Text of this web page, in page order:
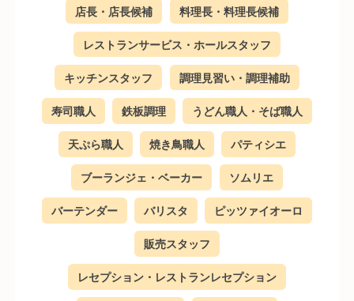
店長・店長候補 料理長・料理長候補
レストランサービス・ホールスタッフ
キッチンスタッフ 調理見習い・調理補助
寿司職人 鉄板調理 うどん職人・そば職人
天ぷら職人 焼き鳥職人 パティシエ
ブーランジェ・ベーカー ソムリエ
バーテンダー バリスタ ピッツァイオーロ
販売スタッフ
レセプション・レストランレセプション